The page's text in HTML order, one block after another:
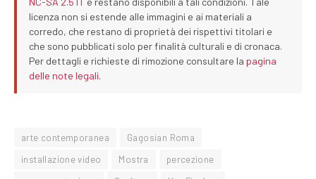
licenza non si estende alle immagini e ai materiali a
corredo, che restano di proprietà dei rispettivi titolari e
che sono pubblicati solo per finalità culturali e di cronaca.
Per dettagli e richieste di rimozione consultare la pagina
delle note legali.
arte contemporanea
Gagosian Roma
installazione video
Mostra
percezione